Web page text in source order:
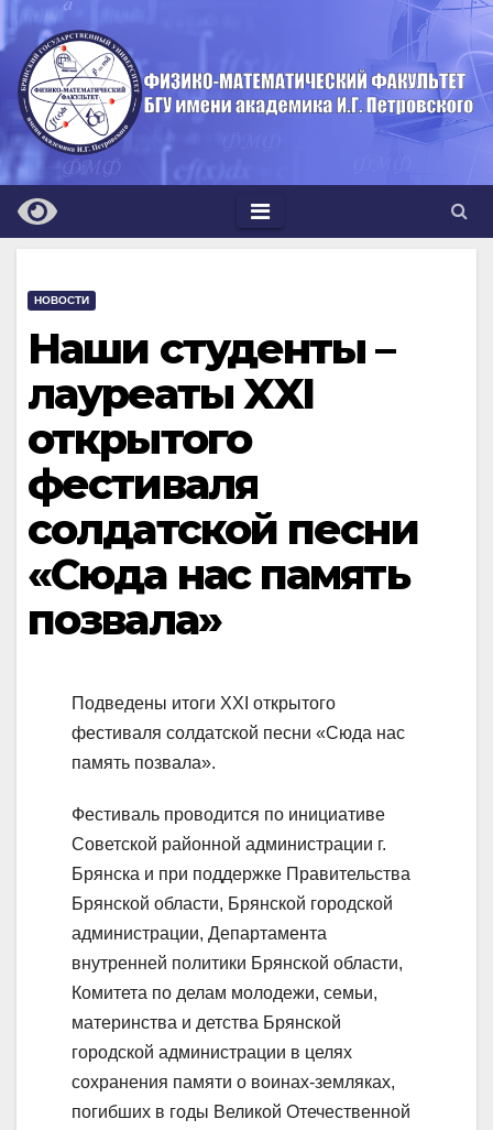
Перейти
к
содержимому
НОВОСТИ
Наши студенты –
лауреаты XXI
открытого
фестиваля
солдатской песни
«Сюда нас память
позвала»
Подведены итоги XXI открытого
фестиваля солдатской песни «Сюда нас
память позвала».
Фестиваль проводится по инициативе
Советской районной администрации г.
Брянска и при поддержке Правительства
Брянской области, Брянской городской
администрации, Департамента
внутренней политики Брянской области,
Комитета по делам молодежи, семьи,
материнства и детства Брянской
городской администрации в целях
сохранения памяти о воинах-земляках,
погибших в годы Великой Отечественной